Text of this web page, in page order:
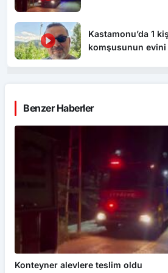
Kastamonu’da 1
komşusunun evini
Benzer Haberler
Konteyner alevlere teslim oldu